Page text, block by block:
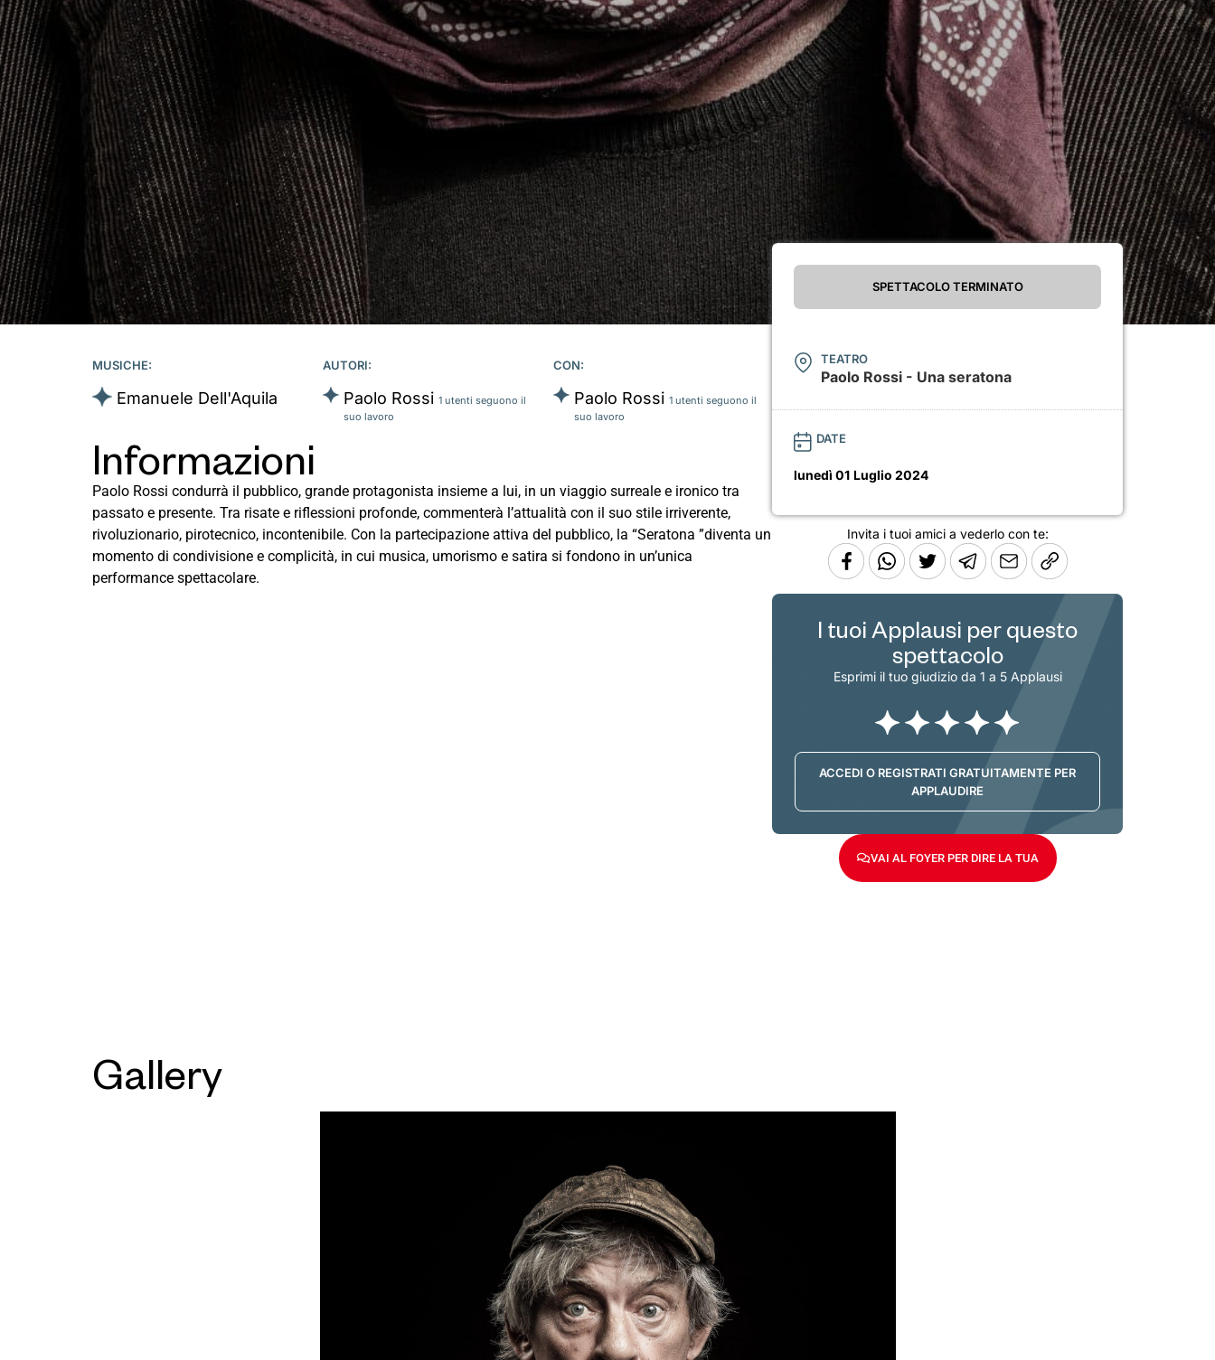
MUSICHE:
Emanuele Dell'Aquila
AUTORI:
Paolo Rossi 1 utenti seguono il
suo lavoro
CON:
Paolo Rossi 1 utenti seguono il
suo lavoro
Informazioni
Paolo Rossi condurrà il pubblico, grande protagonista insieme a lui, in un viaggio surreale e ironico tra
passato e presente. Tra risate e riflessioni profonde, commenterà l’attualità con il suo stile irriverente,
rivoluzionario, pirotecnico, incontenibile. Con la partecipazione attiva del pubblico, la “Seratona ”diventa un
momento di condivisione e complicità, in cui musica, umorismo e satira si fondono in un’unica
performance spettacolare.
SPETTACOLO TERMINATO
TEATRO
Paolo Rossi - Una seratona
DATE
lunedì 01 Luglio 2024
Invita i tuoi amici a vederlo con te:
I tuoi Applausi per questo
spettacolo
Esprimi il tuo giudizio da 1 a 5 Applausi
ACCEDI O REGISTRATI GRATUITAMENTE PER
APPLAUDIRE
VAI AL FOYER PER DIRE LA TUA
Gallery